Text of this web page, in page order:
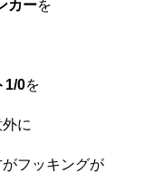
カーを
1/0を
に
フッキングが